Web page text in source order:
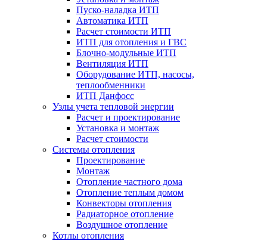
Пуско-наладка ИТП
Автоматика ИТП
Расчет стоимости ИТП
ИТП для отопления и ГВС
Блочно-модульные ИТП
Вентиляция ИТП
Оборудование ИТП, насосы,
теплообменники
ИТП Данфосс
Узлы учета тепловой энергии
Расчет и проектирование
Установка и монтаж
Расчет стоимости
Системы отопления
Проектирование
Монтаж
Отопление частного дома
Отопление теплым домом
Конвекторы отопления
Радиаторное отопление
Воздушное отопление
Котлы отопления